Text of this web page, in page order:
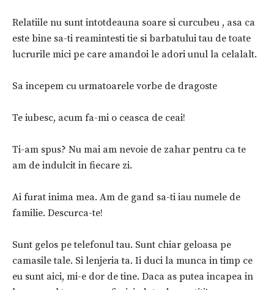
Relatiile nu sunt intotdeauna soare si curcubeu , asa ca
este bine sa-ti reamintesti tie si barbatului tau de toate
lucrurile mici pe care amandoi le adori unul la celalalt.
Sa incepem cu urmatoarele vorbe de dragoste
Te iubesc, acum fa-mi o ceasca de ceai!
Ti-am spus? Nu mai am nevoie de zahar pentru ca te
am de indulcit in fiecare zi.
Ai furat inima mea. Am de gand sa-ti iau numele de
familie. Descurca-te!
Sunt gelos pe telefonul tau. Sunt chiar geloasa pe
camasile tale. Si lenjeria ta. Ii duci la munca in timp ce
eu sunt aici, mi-e dor de tine. Daca as putea incapea in